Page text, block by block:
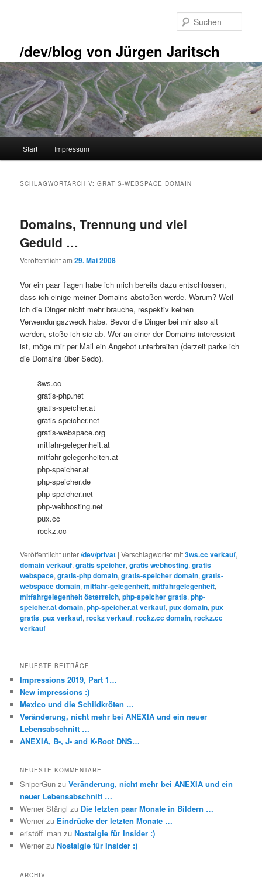
/dev/blog von Jürgen Jaritsch
Start Impressum
SCHLAGWORTARCHIV:GRATIS-WEBSPACE DOMAIN
Domains, Trennung und viel
Geduld …
Veröffentlicht am29. Mai 2008
Vor ein paar Tagen habe ich mich bereits dazu entschlossen,
dass ich einige meiner Domains abstoßen werde. Warum? Weil
ich die Dinger nicht mehr brauche, respektiv keinen
Verwendungszweck habe. Bevor die Dinger bei mir also alt
werden, stoße ich sie ab. Wer an einer der Domains interessiert
ist, möge mir per Mail ein Angebot unterbreiten (derzeit parke ich
die Domains über Sedo).
3ws.cc
gratis-php.net
gratis-speicher.at
gratis-speicher.net
gratis-webspace.org
mitfahr-gelegenheit.at
mitfahr-gelegenheiten.at
php-speicher.at
php-speicher.de
php-speicher.net
php-webhosting.net
pux.cc
rockz.cc
Veröffentlicht unter/dev/privat |Verschlagwortet mit3ws.cc verkauf,
domain verkauf,gratis speicher,gratis webhosting,gratis
webspace,gratis-php domain,gratis-speicher domain,gratis-
webspace domain,mitfahr-gelegenheit,mitfahrgelegenheit,
mitfahrgelegenheit österreich,php-speicher gratis,php-
speicher.at domain,php-speicher.at verkauf,pux domain,pux
gratis,pux verkauf,rockz verkauf,rockz.cc domain,rockz.cc
verkauf
NEUESTE BEITRÄGE
Impressions 2019, Part 1…
New impressions :)
Mexico und die Schildkröten …
Veränderung, nicht mehr bei ANEXIA und ein neuer
Lebensabschnitt …
ANEXIA, B-, J- and K-Root DNS…
NEUESTE KOMMENTARE
SniperGun zuVeränderung, nicht mehr bei ANEXIA und ein
neuer Lebensabschnitt …
Werner Stängl zu Die letzten paar Monate in Bildern …
Werner zu Eindrücke der letzten Monate …
eristöff_man zuNostalgie für Insider :)
Werner zuNostalgie für Insider :)
ARCHIV